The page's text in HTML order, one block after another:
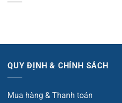
QUY ĐỊNH & CHÍNH SÁCH
Mua hàng & Thanh toán